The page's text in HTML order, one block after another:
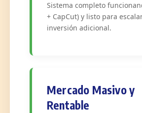
Sistema completo
+ CapCut) y listo para
inversión adicional.
Mercado Masivo y
Rentable